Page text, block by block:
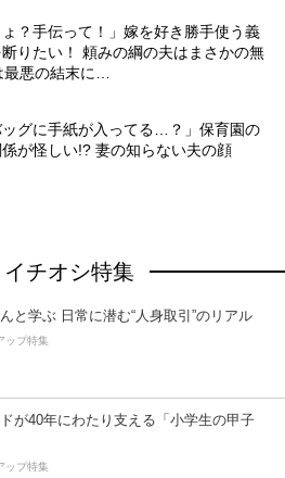
ょ？手伝って！」嫁を好き勝手使う義
りたい！ 頼みの綱の夫はまさかの無
最悪の結末に…
ッグに手紙が入ってる…？」保育園の
が怪しい!? 妻の知らない夫の顔
チオシ特集
と学ぶ 日常に潜む“人身取引”のリアル
ップ特集
が40年にわたり支える「小学生の甲子
ップ特集